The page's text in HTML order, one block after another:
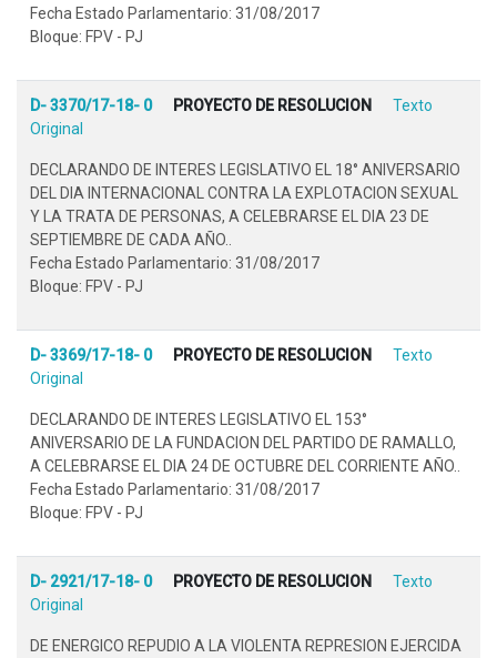
Fecha Estado Parlamentario: 31/08/2017
Bloque: FPV - PJ
D- 3370/17-18- 0 PROYECTO DE RESOLUCION
Texto
Original
DECLARANDO DE INTERES LEGISLATIVO EL 18° ANIVERSARIO
DEL DIA INTERNACIONAL CONTRA LA EXPLOTACION SEXUAL
Y LA TRATA DE PERSONAS, A CELEBRARSE EL DIA 23 DE
SEPTIEMBRE DE CADA AÑO..
Fecha Estado Parlamentario: 31/08/2017
Bloque: FPV - PJ
D- 3369/17-18- 0 PROYECTO DE RESOLUCION
Texto
Original
DECLARANDO DE INTERES LEGISLATIVO EL 153°
ANIVERSARIO DE LA FUNDACION DEL PARTIDO DE RAMALLO,
A CELEBRARSE EL DIA 24 DE OCTUBRE DEL CORRIENTE AÑO..
Fecha Estado Parlamentario: 31/08/2017
Bloque: FPV - PJ
D- 2921/17-18- 0 PROYECTO DE RESOLUCION
Texto
Original
DE ENERGICO REPUDIO A LA VIOLENTA REPRESION EJERCIDA